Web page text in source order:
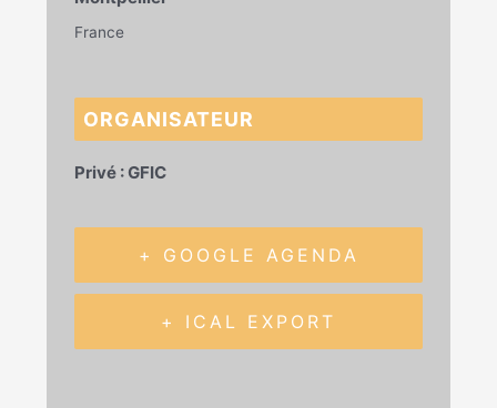
France
ORGANISATEUR
Privé : GFIC
+ GOOGLE AGENDA
+ ICAL EXPORT